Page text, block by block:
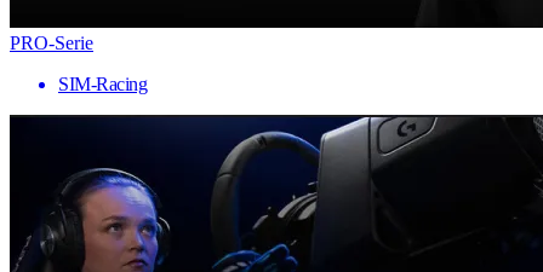
PRO-Serie
SIM-Racing